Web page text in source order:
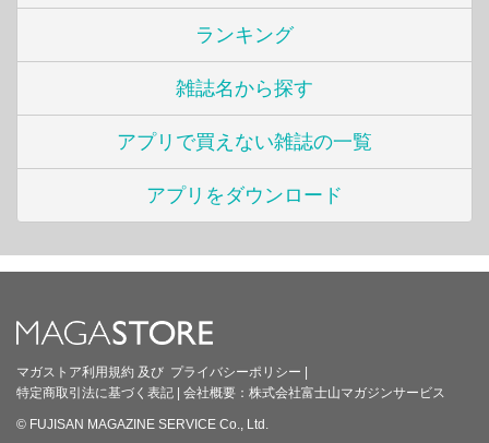
ランキング
雑誌名から探す
アプリで買えない雑誌の一覧
アプリをダウンロード
マガストア利用規約 及び プライバシーポリシー
特定商取引法に基づく表記
会社概要： 株式会社富士山マガジンサービス
© FUJISAN MAGAZINE SERVICE Co., Ltd.